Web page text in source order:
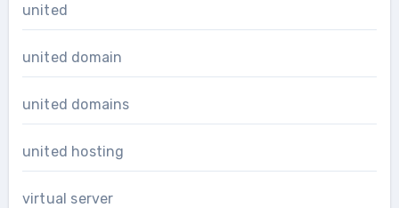
united
united domain
united domains
united hosting
virtual server